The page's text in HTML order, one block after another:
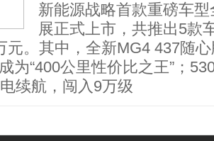
新能源战略首款重磅车
展正式上市，共推出5款
元。其中，全新MG4 437随
为“400公里性价比之王”；
续航，闯入9万级